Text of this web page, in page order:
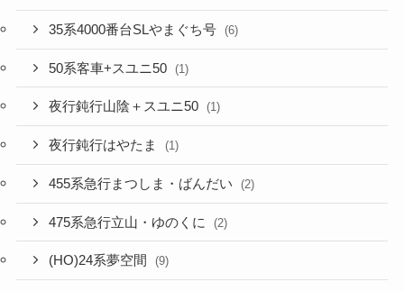
35系4000番台SLやまぐち号 (6)
50系客車+スユニ50 (1)
夜行鈍行山陰＋スユニ50 (1)
夜行鈍行はやたま (1)
455系急行まつしま・ばんだい (2)
475系急行立山・ゆのくに (2)
(HO)24系夢空間 (9)